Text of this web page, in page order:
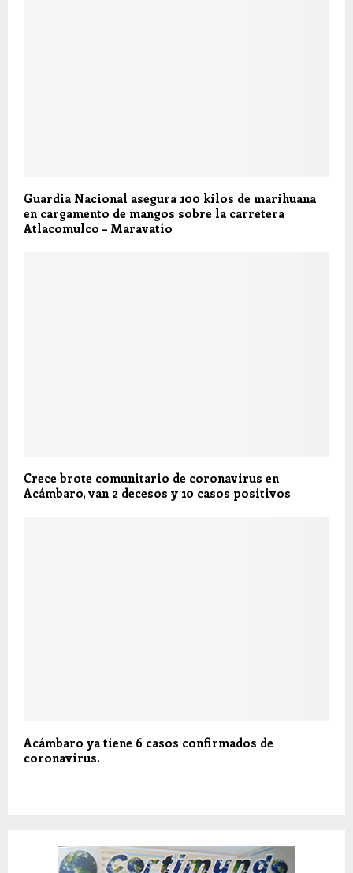
Guardia Nacional asegura 100 kilos de marihuana
en cargamento de mangos sobre la carretera
Atlacomulco – Maravatío
Crece brote comunitario de coronavirus en
Acámbaro, van 2 decesos y 10 casos positivos
Acámbaro ya tiene 6 casos confirmados de
coronavirus.